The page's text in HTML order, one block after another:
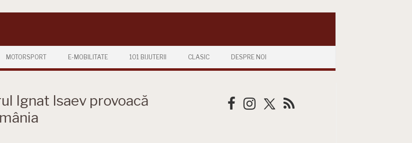
MOTORSPORT E-MOBILITATE 101 BIJUTERII CLASIC DESPRE NOI
Ignat Isaev provoacă